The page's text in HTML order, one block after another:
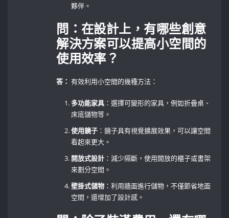
夥伴。
問：在設計上，有哪些創意
解決方案可以提高小空間的
使用效率？
答： 有效利用小空間的幾種方法：
多功能家具 ：選擇可變形的家具，例如折疊桌、
床底儲物等。
使用鏡子 ：鏡子具有視覺擴展效果，可以讓空間
看起來更大。
開放式設計 ：減少隔斷，使用開放的櫃子或書架
來劃分空間。
壁掛式儲物 ：利用牆面進行儲物，不僅節省地面
空間，還增加了設計感。